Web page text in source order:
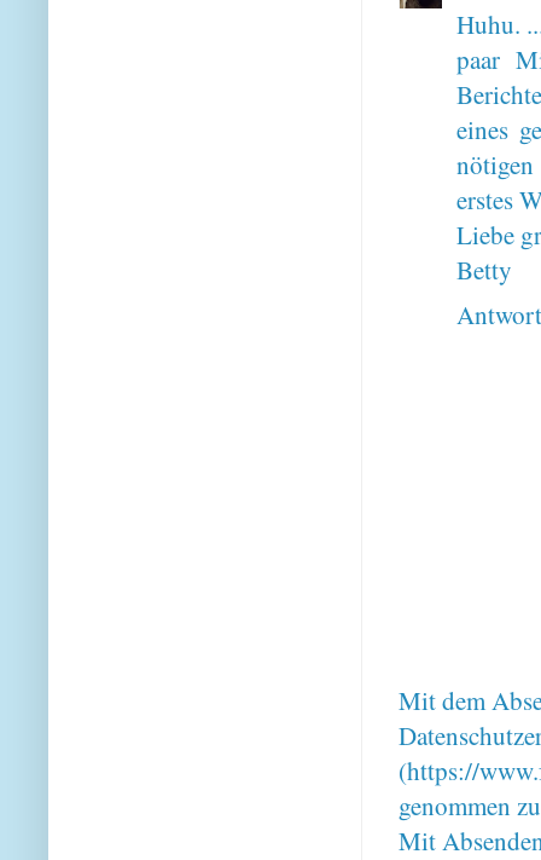
Huhu.
paar
eines
erstes
Liebe
Betty
Mit dem
(https://
genommen
Mit